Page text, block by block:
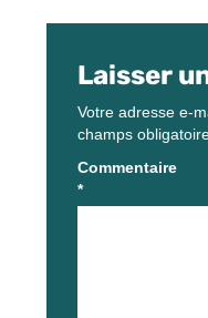
Laisser
Votre adresse e-
champs
Commentaire
*